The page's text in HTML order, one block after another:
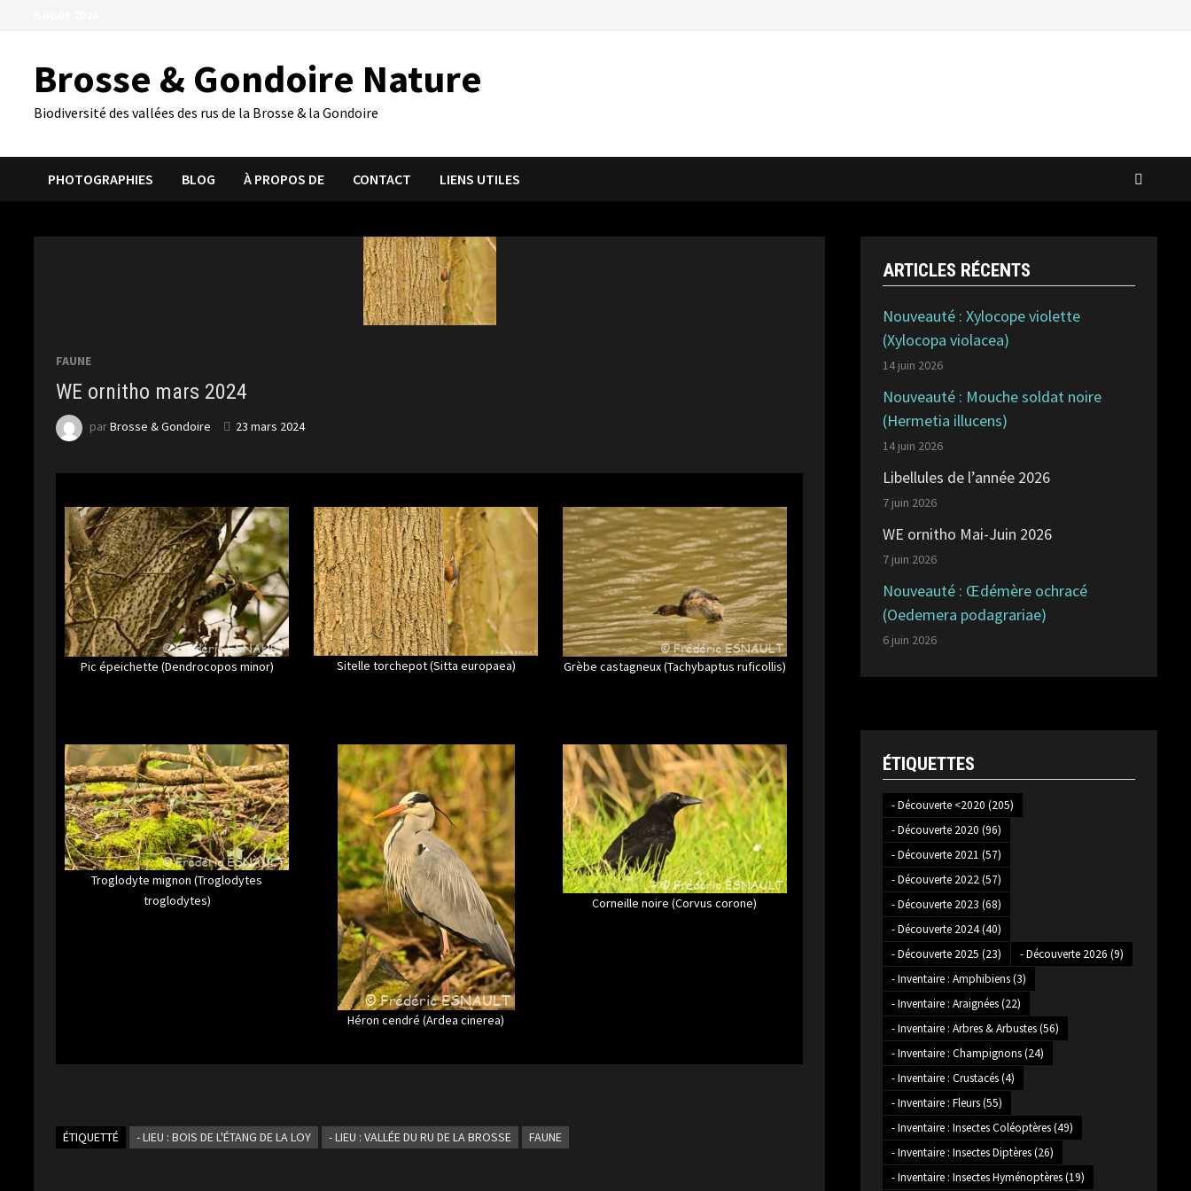
Brosse & Gondoire Nature
Biodiversité des vallées des rus de la Brosse & la Gondoire
PHOTOGRAPHIES BLOG À PROPOS DE CONTACT LIENS UTILES
FAUNE
WE ornitho mars 2024
parBrosse & Gondoire 23 mars 2024
Pic épeichette (Dendrocopos minor) Sitelle torchepot (Sitta europaea) Grèbe castagneux (Tachybaptus ruficollis)
Troglodyte mignon (Troglodytes
troglodytes)
Héron cendré (Ardea cinerea)
Corneille noire (Corvus corone)
ÉTIQUETTÉ - LIEU : BOIS DE L'ÉTANG DE LA LOY - LIEU : VALLÉE DU RU DE LA BROSSE FAUNE
ARTICLES RÉCENTS
Nouveauté : Xylocope violette
(Xylocopa violacea)
14 juin 2026
Nouveauté : Mouche soldat noire
(Hermetia illucens)
14 juin 2026
Libellules de l’année 2026
7 juin 2026
WE ornitho Mai-Juin 2026
7 juin 2026
Nouveauté : Œdémère ochracé
(Oedemera podagrariae)
6 juin 2026
ÉTIQUETTES
- Découverte <2020 (205)
- Découverte 2020 (96)
- Découverte 2021 (57)
- Découverte 2022(57)
- Découverte 2023 (68)
- Découverte 2024(40)
- Découverte 2025 (23) - Découverte 2026 (9)
- Inventaire : Amphibiens(3)
- Inventaire : Araignées(22)
- Inventaire : Arbres & Arbustes(56)
- Inventaire : Champignons(24)
- Inventaire : Crustacés(4)
- Inventaire : Fleurs(55)
- Inventaire : Insectes Coléoptères(49)
- Inventaire : Insectes Diptères(26)
- Inventaire : Insectes Hyménoptères(19)